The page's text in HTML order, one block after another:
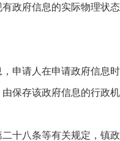
政府信息的实际物理状
申请人在申请政府信息
保存该政府信息的行政机
十八条等有关规定，镇